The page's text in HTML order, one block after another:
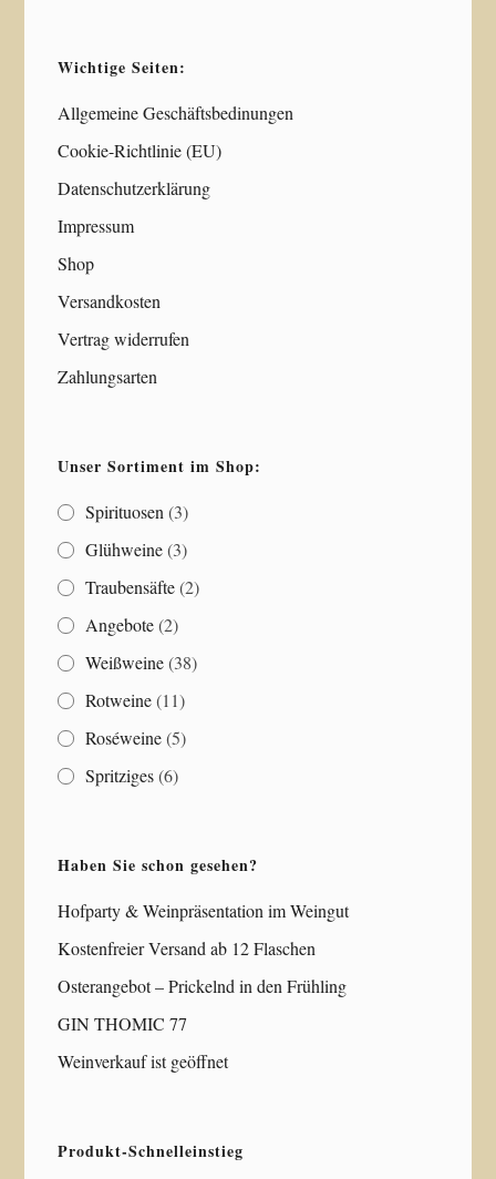
Wichtige Seiten:
Allgemeine Geschäftsbedinungen
Cookie-Richtlinie (EU)
Datenschutzerklärung
Impressum
Shop
Versandkosten
Vertrag widerrufen
Zahlungsarten
Unser Sortiment im Shop:
Spirituosen (3)
Glühweine (3)
Traubensäfte (2)
Angebote (2)
Weißweine (38)
Rotweine (11)
Roséweine (5)
Spritziges (6)
Haben Sie schon gesehen?
Hofparty & Weinpräsentation im Weingut
Kostenfreier Versand ab 12 Flaschen
Osterangebot – Prickelnd in den Frühling
GIN THOMIC 77
Weinverkauf ist geöffnet
Produkt-Schnelleinstieg